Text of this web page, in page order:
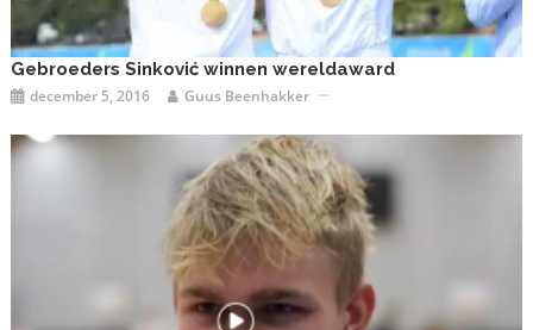
Gebroeders Sinković winnen wereldaward
december 5, 2016 Guus Beenhakker